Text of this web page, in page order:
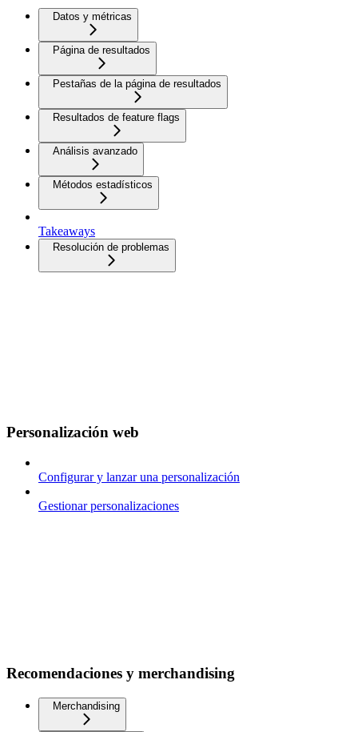
Datos y métricas
Página de resultados
Pestañas de la página de resultados
Resultados de feature flags
Análisis avanzado
Métodos estadísticos
Takeaways
Resolución de problemas
Personalización web
Configurar y lanzar una personalización
Gestionar personalizaciones
Recomendaciones y merchandising
Merchandising